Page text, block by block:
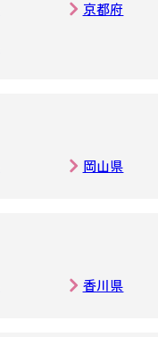
京都府
岡山県
香川県